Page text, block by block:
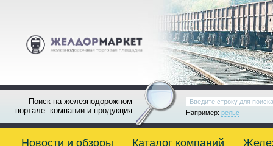
Поиск на железнодорожном
портале: компании и продукция
Например: рельс
Новости и обзоры Каталог компаний